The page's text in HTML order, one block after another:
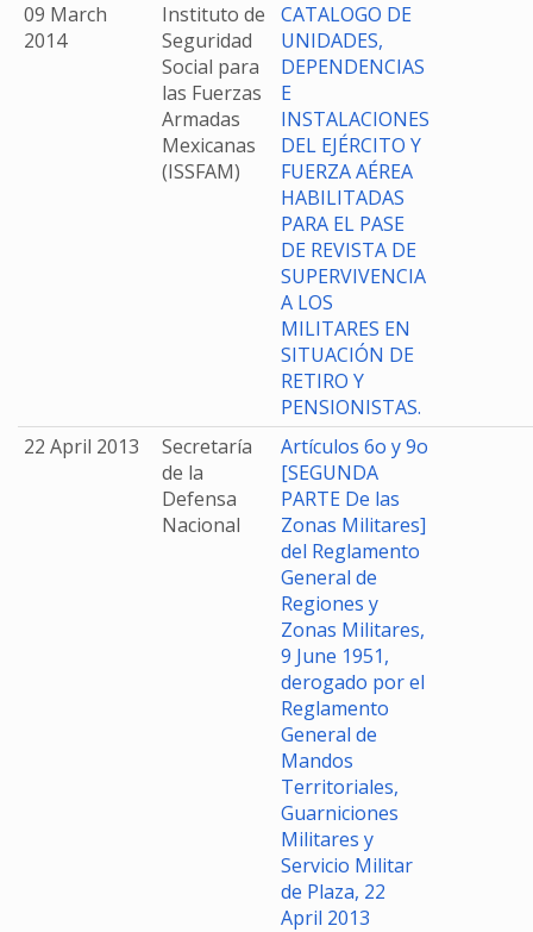
09 March
2014
Instituto de
Seguridad
Social para
las Fuerzas
Armadas
Mexicanas
(ISSFAM)
CATALOGO DE
UNIDADES,
DEPENDENCIAS
E
INSTALACIONES
DEL EJÉRCITO Y
FUERZA AÉREA
HABILITADAS
PARA EL PASE
DE REVISTA DE
SUPERVIVENCIA
A LOS
MILITARES EN
SITUACIÓN DE
RETIRO Y
PENSIONISTAS.
22 April 2013
Secretaría
de la
Defensa
Nacional
Artículos 6o y 9o
[SEGUNDA
PARTE De las
Zonas Militares]
del Reglamento
General de
Regiones y
Zonas Militares,
9 June 1951,
derogado por el
Reglamento
General de
Mandos
Territoriales,
Guarniciones
Militares y
Servicio Militar
de Plaza, 22
April 2013